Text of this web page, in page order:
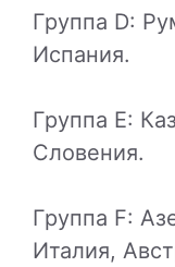
Группа D:
Испания.
Группа E:
Словения.
Группа F:
Италия,